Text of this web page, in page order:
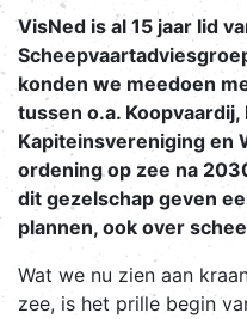
VisNed is al 15 jaar lid
konden we meedoen
tussen o.a.
Kapiteinsvereniging en
ordening op zee na
dit gezelschap geven
plannen, ook over
Wat we nu zien aan
zee, is het prille begin